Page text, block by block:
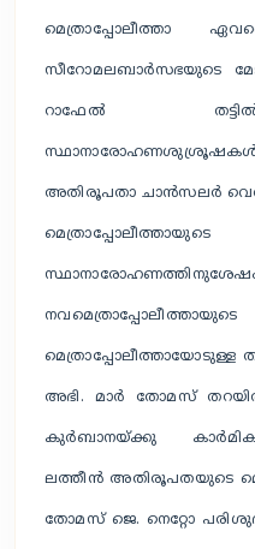
മെത്രാപ്പോലീത്താ
സീറോമലബാർസഭയുടെ
റാഫേൽ തട്ടിൽ
അതിരൂപതാ ചാൻസലർ
മെത്രാപ്പോലീത്തായോടുള്ള
അഭി. മാർ തോമസ്
കുർബാനയ്ക്കു
ലത്തീൻ അതിരൂപതയുടെ
തോമസ് ജെ. നെറ്റോ